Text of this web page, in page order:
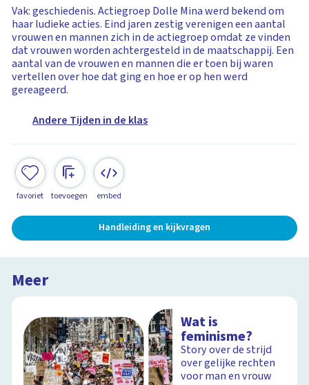
Vak: geschiedenis. Actiegroep Dolle Mina werd bekend om
haar ludieke acties. Eind jaren zestig verenigen een aantal
vrouwen en mannen zich in de actiegroep omdat ze vinden
dat vrouwen worden achtergesteld in de maatschappij. Een
aantal van de vrouwen en mannen die er toen bij waren
vertellen over hoe dat ging en hoe er op hen werd
gereageerd.
Andere Tijden in de klas
favoriet toevoegen embed
Handleiding en kijkvragen
Meer
Wat is
feminisme?
Story over de strijd
over gelijke rechten
voor man en vrouw